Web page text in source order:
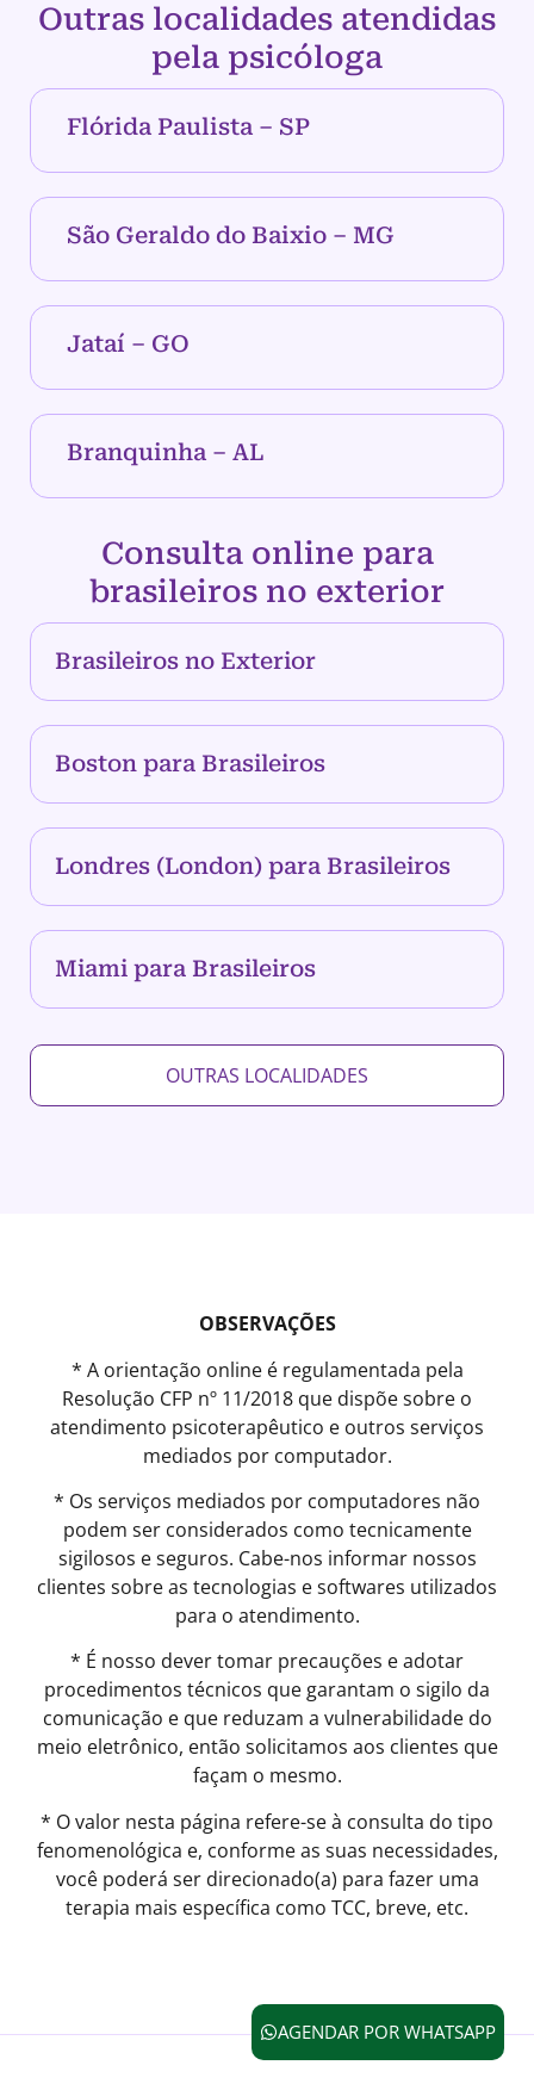
Outras localidades atendidas
pela psicóloga
Flórida Paulista – SP
São Geraldo do Baixio – MG
Jataí – GO
Branquinha – AL
Consulta online para
brasileiros no exterior
Brasileiros no Exterior
Boston para Brasileiros
Londres (London) para Brasileiros
Miami para Brasileiros
OUTRAS LOCALIDADES
OBSERVAÇÕES
* A orientação online é regulamentada pela
Resolução CFP nº 11/2018 que dispõe sobre o
atendimento psicoterapêutico e outros serviços
mediados por computador.
* Os serviços mediados por computadores não
podem ser considerados como tecnicamente
sigilosos e seguros. Cabe-nos informar nossos
clientes sobre as tecnologias e softwares utilizados
para o atendimento.
* É nosso dever tomar precauções e adotar
procedimentos técnicos que garantam o sigilo da
comunicação e que reduzam a vulnerabilidade do
meio eletrônico, então solicitamos aos clientes que
façam o mesmo.
* O valor nesta página refere-se à consulta do tipo
fenomenológica e, conforme as suas necessidades,
você poderá ser direcionado(a) para fazer uma
terapia mais específica como TCC, breve, etc.
AGENDAR POR WHATSAPP